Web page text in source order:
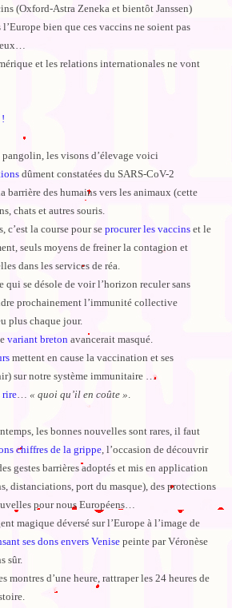
(Oxford-Astra Zeneka et bientôt Janssen)
bien que ces vaccins ne soient pas
eux…
et les relations internationales ne vont
les visons d’élevage voici
dûment constatées du SARS-CoV-2
barrière des humains vers les animaux (cette
chats et autres souris.
c’est la course pour se procurer les vaccins et le
seuls moyens de freiner la contagion et
dans les services de réa.
qui se désole de voir l’horizon reculer sans
prochainement l’immunité collective
plus chaque jour.
variant breton avancerait masqué.
mettent en cause la vaccination et ses
sur notre système immunitaire …
rire… « quoi qu’il en coûte ».
les bonnes nouvelles sont rares, il faut
chiffres de la grippe, l’occasion de découvrir
gestes barrières adoptés et mis en application
distanciations, port du masque), des protections
pour nous Européens…
magique déversé sur l’Europe à l’image de
ses dons envers Venise peinte par Véronèse
sûr.
montres d’une heure, rattraper les 24 heures de